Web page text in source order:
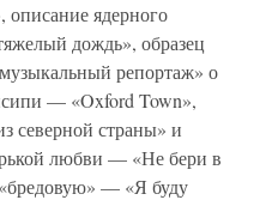
ядерного
дождь», образец
репортаж» о
— «Oxford Town»,
северной страны» и
любви — «Не бери в
— «Я буду